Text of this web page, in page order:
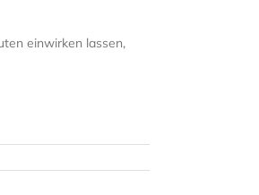
einwirken lassen,